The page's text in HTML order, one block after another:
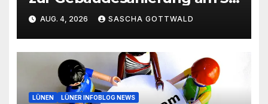
September
AUG. 4, 2026 SASCHA GOTTWALD
LÜNEN LÜNER INFOBLOG NEWS